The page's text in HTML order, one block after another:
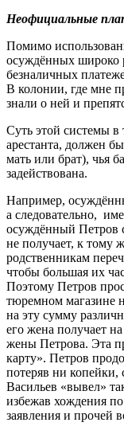
Неофициальные
Помимо
осуждённых широко
безналичных
В колонии, где мне
знали о ней и
Суть этой системы в
арестанта, должен
мать или брат), чья
задействована.
Например,
а следовательно,
осуждённый Петров
не получает, к тому
родственникам
чтобы большая их
Поэтому Петров
тюремном магазине
на эту сумму
его жена получает
жены Петрова. Эта
карту». Петров
потеряв ни копейки,
Васильев «вывел»
избежав хождения
заявления и прочей